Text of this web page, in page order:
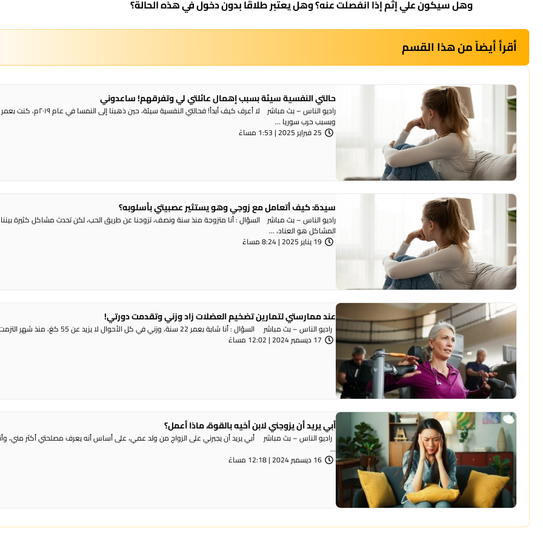
وهل سيكون علي إثم إذا انفصلت عنه؟ وهل يعتبر طلاقًا بدون دخول في هذه الحالة؟
أقرأ أيضاً من هذا القسم
حالتي النفسية سيئة بسبب إهمال عائلتي لي وتفرقهم! ساعدوني
وبسبب حرب سوريا ...
25 فبراير 2025 | 1:53 مساءً
سيدة: كيف أتعامل مع زوجي وهو يستثير عصبيتي بأسلوبه؟
راديو الناس – بث مباشر السؤال : أنا متزوجة منذ سنة ونصف، تزوجنا عن طريق الحب، لكن تحدث مشاكل كثيرة
المشاكل هو العناد، ...
19 يناير 2025 | 8:24 مساءً
عند ممارستي لتمارين تضخيم العضلات زاد وزني وتقدمت دورتي!
راديو الناس – بث مباشر السؤال : أنا شابة بعمر 22 سنة، وزني في كل الأحوال لا يزيد عن 55 كغ، منذ شهر التزمت ...
17 ديسمبر 2024 | 12:02 مساءً
أبي يريد أن يزوجني لابن أخيه بالقوة، ماذا أعمل؟
راديو الناس – بث مباشر أبي يريد أن يجبرني على الزواج من ولد عمي، على أساس أنه يعرف مصلحتي أكثر مني،
...
16 ديسمبر 2024 | 12:18 مساءً